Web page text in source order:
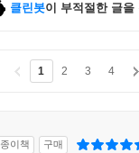
클린봇이 부적절한 글을
1 2 3 4
종이책 구매